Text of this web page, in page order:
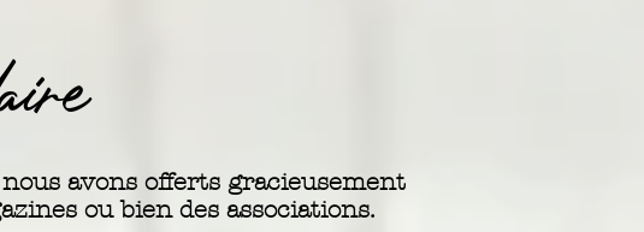
avons offerts gracieusement
ou bien des associations.